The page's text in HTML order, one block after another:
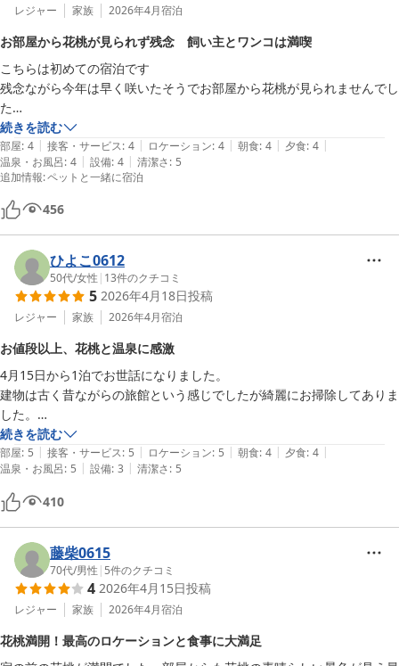
レジャー 家族 2026年4月宿泊
お部屋から花桃が見られず残念 飼い主とワンコは満喫
こちらは初めての宿泊です
残念ながら今年は早く咲いたそうでお部屋から花桃が見られませんでし
た
建物が古いなどの評価があったのでどれくらいかと思いましたが掃除も
行き届いておりとってもキレイ
お部屋も犬の匂いもしませんでしたし、明り取りの窓のある素敵な間取
りでした
夕ご飯はお部屋でゆっくり食べられましたし朝も広間でワンコを連れて
行けました
お家のようにくつろげて安心したのか即寝でした
犬の料金も2頭まではなしというのはなかなかなく頭が下ります
楽天トラベルの宿の写真がぼやけているのでせっかくキレイな外観なの
にもったいないなと思いました
気さくな女将さんとても素敵な方でした
ありがとうございました
続きを読む
部屋: 4 | 接客・サービス: 4 | ロケーション: 4 | 朝食: 4 | 夕食: 4 |
温泉・お風呂: 4 | 設備: 4 | 清潔さ: 5
追加情報:ペットと一緒に宿泊
456
ひよこ0612
50代/女性 | 13件のクチコミ
5 2026年4月18日投稿
レジャー 家族 2026年4月宿泊
お値段以上、花桃と温泉に感激
4月15日から1泊でお世話になりました。
建物は古く昔ながらの旅館という感じでしたが綺麗にお掃除してありま
した。
このお値段で犬の料金無料、文句なしです。
良いお部屋にして頂き窓からは沢山の花桃が見れ感激しました。
温泉も良いお湯、ご飯も美味しかったです。
膝を痛めていたのですが大変親切に対応していただきありがとうござい
ました。
また来年も伺いたいです。
続きを読む
部屋: 5 | 接客・サービス: 5 | ロケーション: 5 | 朝食: 4 | 夕食: 4 |
温泉・お風呂: 5 | 設備: 3 | 清潔さ: 5
410
藤柴0615
70代/男性 | 5件のクチコミ
4 2026年4月15日投稿
レジャー 家族 2026年4月宿泊
花桃満開！最高のロケーションと食事に大満足